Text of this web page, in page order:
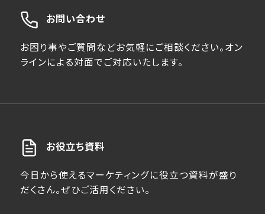
お問い合わせ
お困り事やご質問などお気軽にご相談ください。オン
ラインによる対面でご対応いたします。
お役立ち資料
今日から使えるマーケティングに役立つ資料が盛り
だくさん。ぜひご活用ください。